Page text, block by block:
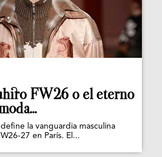
FW26 o el eterno
la vanguardia masculina
27 en París. El...